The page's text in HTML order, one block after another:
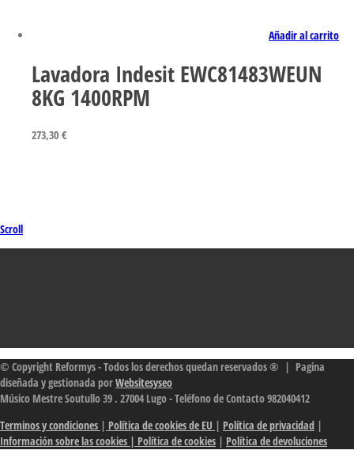
Añadir al carrito
Lavadora Indesit EWC81483WEUN
8KG 1400RPM
273,30 €
Scroll
© Copyright Reformys - Todos los derechos quedan reservados ® | Pagina
diseñada y gestionada porWebsitesyseo
Músico Mestre Soutullo 39 . 27004 Lugo - Teléfono de Contacto 982040412
Terminos y condiciones | Política de cookies de EU | Política de privacidad |
Información sobre las cookies | Política de cookies | Política de devoluciones